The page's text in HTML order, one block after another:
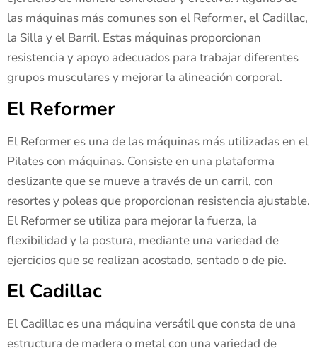
las máquinas más comunes son el Reformer, el Cadillac,
la Silla y el Barril. Estas máquinas proporcionan
resistencia y apoyo adecuados para trabajar diferentes
grupos musculares y mejorar la alineación corporal.
El Reformer
El Reformer es una de las máquinas más utilizadas en el
Pilates con máquinas. Consiste en una plataforma
deslizante que se mueve a través de un carril, con
resortes y poleas que proporcionan resistencia ajustable.
El Reformer se utiliza para mejorar la fuerza, la
flexibilidad y la postura, mediante una variedad de
ejercicios que se realizan acostado, sentado o de pie.
El Cadillac
El Cadillac es una máquina versátil que consta de una
estructura de madera o metal con una variedad de